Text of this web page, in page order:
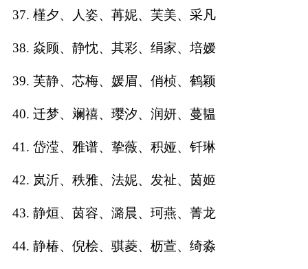
37. 槿夕、人姿、苒妮、芙美、采凡
38. 焱顾、静忱、其彩、绢家、培嫒
39. 芙静、芯梅、媛眉、俏桢、鹤颖
40. 迁梦、斓禧、璎汐、润妍、蔓韫
41. 岱滢、雅谱、挚薇、积娅、钎琳
42. 岚沂、秩雅、法妮、发祉、茵姬
43. 静烜、茵容、潞晨、珂燕、菁龙
44. 静椿、倪桧、骐菱、枥萱、绮淼